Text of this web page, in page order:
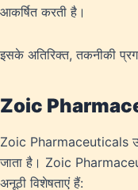
आकर्षित करती है।
इसके अतिरिक्त, तकनीकी
Zoic
Zoic Pharmaceuticals
जाता है। Zoic
अनूठी विशेषताएं हैं: